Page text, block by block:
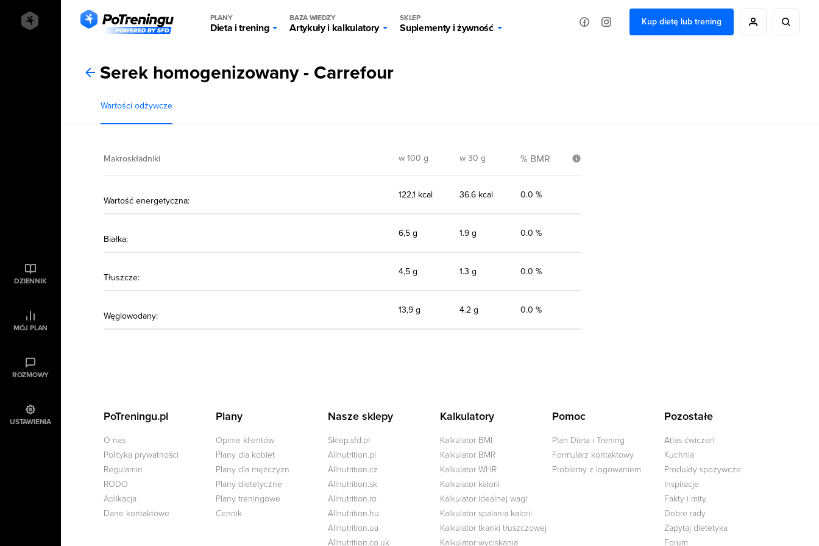
PLANY
Dieta i trening
BAZA WIEDZY
Artykuły i kalkulatory
SKLEP
Suplementy i żywność
Kup dietę lub trening
DZIENNIK
MÓJ PLAN
ROZMOWY
USTAWIENIA
Serek homogenizowany - Carrefour
Wartości odżywcze
Makroskładniki w 100 g w 30 g % BMR
Wartość energetyczna:
122,1 kcal 36.6 kcal 0.0 %
Białka:
6,5 g 1.9 g 0.0 %
Tłuszcze:
4,5 g 1.3 g 0.0 %
Węglowodany:
13,9 g 4.2 g 0.0 %
PoTreningu.pl
O nas
Polityka prywatności
Regulamin
RODO
Aplikacja
Dane kontaktowe
Plany
Opinie klientów
Plany dla kobiet
Plany dla mężczyzn
Plany dietetyczne
Plany treningowe
Cennik
Nasze sklepy
Sklep.sfd.pl
Allnutrition.pl
Allnutrition.cz
Allnutrition.sk
Allnutrition.ro
Allnutrition.hu
Allnutrition.ua
Allnutrition.co.uk
Kalkulatory
Kalkulator BMI
Kalkulator BMR
Kalkulator WHR
Kalkulator kalorii
Kalkulator idealnej wagi
Kalkulator spalania kalorii
Kalkulator tkanki tłuszczowej
Kalkulator wyciskania
Pomoc
Plan Dieta i Trening
Formularz kontaktowy
Problemy z logowaniem
Pozostałe
Atlas ćwiczeń
Kuchnia
Produkty spożywcze
Inspiracje
Fakty i mity
Dobre rady
Zapytaj dietetyka
Forum